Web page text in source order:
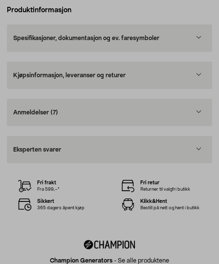
Produktinformasjon
Spesifikasjoner, dokumentasjon og ev. faresymboler
Kjøpsinformasjon, leveranser og returer
Anmeldelser (7)
Eksperten svarer
Champion Generators - Se alle produktene
Fri frakt
Fra 599,–*
Fri retur
Returner til valgfri butikk
Sikkert
365 dagers åpent kjøp
Klikk&Hent
Bestill på nett og hent i butikk